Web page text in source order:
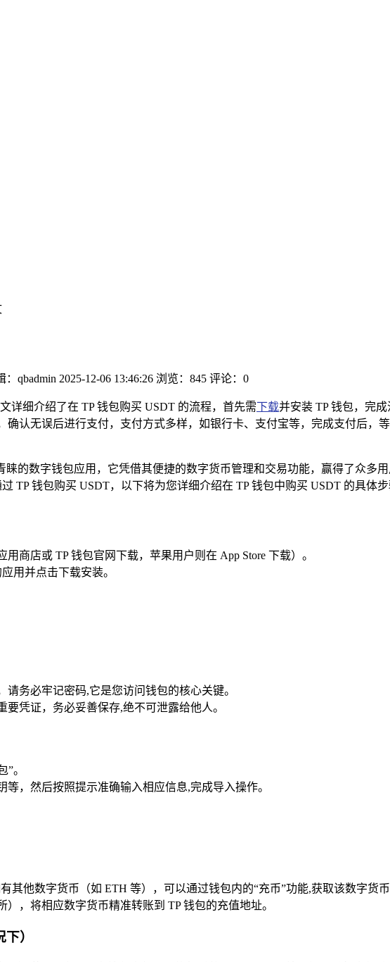
qbadmin 2025-12-06 13:46:26 浏览：845 评论：0
详细介绍了在 TP 钱包购买 USDT 的流程，首先需下载并安装 TP 钱包，完
确认无误后进行支付，支付方式多样，如银行卡、支付宝等，完成支付后，
的数字钱包应用，它凭借其便捷的数字货币管理和交易功能，赢得了众多用
TP 钱包购买 USDT，以下将为您详细介绍在 TP 钱包中购买 USDT 的具体步
商店或 TP 钱包官网下载，苹果用户则在 App Store 下载）。
用并点击下载安装。
务必牢记密码,它是您访问钱包的核心关键。
凭证，务必妥善保存,绝不可泄露给他人。
。
，然后按照提示准确输入相应信息,完成导入操作。
其他数字货币（如 ETH 等），可以通过钱包内的“充币”功能,获取该数字货币
，将相应数字货币精准转账到 TP 钱包的充值地址。
）